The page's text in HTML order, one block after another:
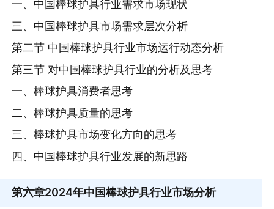
一、中国棒球护具行业需求市场现状
三、中国棒球护具市场需求层次分析
第二节 中国棒球护具行业市场运行动态分析
第三节 对中国棒球护具行业的分析及思考
一、棒球护具消费者思考
二、棒球护具质量的思考
三、棒球护具市场变化方向的思考
四、中国棒球护具行业发展的新思路
第六章2024年中国棒球护具行业市场分析